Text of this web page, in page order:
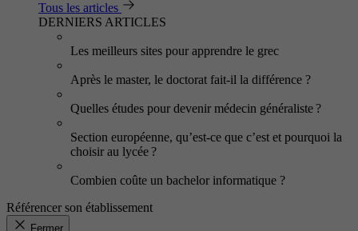
Tous les articles
DERNIERS ARTICLES
Les meilleurs sites pour apprendre le grec
Après le master, le doctorat fait-il la différence ?
Quelles études pour devenir médecin généraliste ?
Section européenne, qu’est-ce que c’est et pourquoi la
choisir au lycée ?
Combien coûte un bachelor informatique ?
Référencer son établissement
Fermer